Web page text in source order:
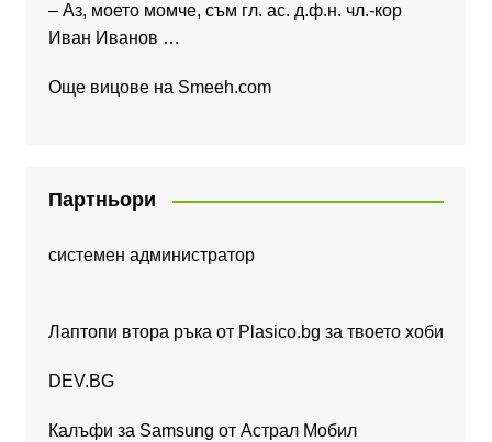
– Аз, моето момче, съм гл. ас. д.ф.н. чл.-кор
Иван Иванов …
Още вицове на Smeeh.com
Партньори
системен администратор
Лаптопи втора ръка от Plasico.bg за твоето хоби
DEV.BG
Калъфи за Samsung от Астрал Мобил